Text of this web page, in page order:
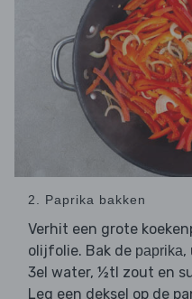
2. Paprika bakken
Verhit een grote
olijfolie. Bak de paprika,
3el water, ½tl zout en
Leg een deksel op de